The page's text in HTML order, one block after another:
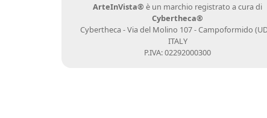
Avanzi
ArteInVista®è un marchio registrato a cura di
Cybertheca®
Cybertheca - Via del Molino 107 - Campoformido
ITALY
P.IVA: 02292000300